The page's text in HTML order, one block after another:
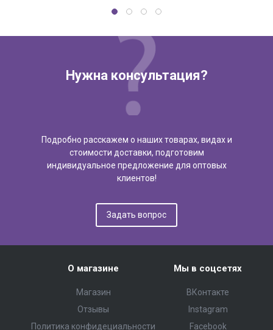
Нужна консультация?
Подробно расскажем о наших товарах, видах и
стоимости доставки, подготовим
индивидуальное предложение для оптовых
клиентов!
Задать вопрос
О магазине
Магазин
Отзывы
Политика конфидециальности
Мы в соцсетях
ВКонтакте
Instagram
Facebook